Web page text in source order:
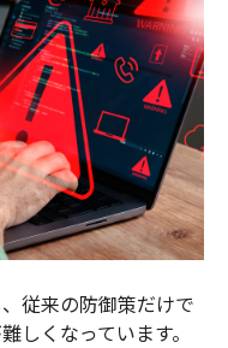
従来の防御策だけで
しくなっています。